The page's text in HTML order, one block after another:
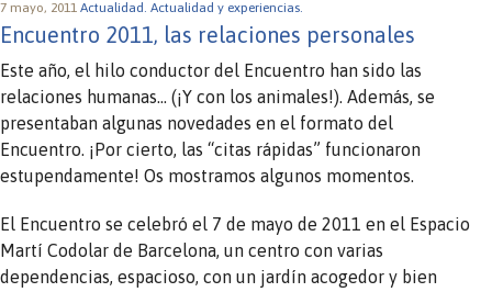
7 mayo, 2011 Actualidad. Actualidad y experiencias.
Encuentro 2011, las relaciones personales
Este año, el hilo conductor del Encuentro han sido las
relaciones humanas… (¡Y con los animales!). Además, se
presentaban algunas novedades en el formato del
Encuentro. ¡Por cierto, las “citas rápidas” funcionaron
estupendamente! Os mostramos algunos momentos.
El Encuentro se celebró el 7 de mayo de 2011 en el Espacio
Martí Codolar de Barcelona, ​​un centro con varias
dependencias, espacioso, con un jardín acogedor y bien